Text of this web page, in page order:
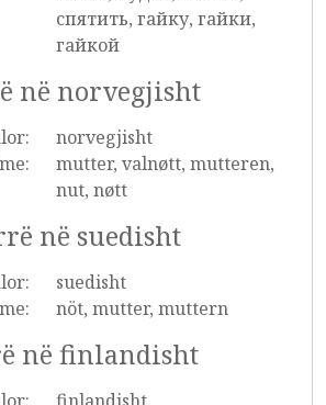
спятить, гайку, гайки,
гайкой
në norvegjisht
norvegjisht
mutter, valnøtt, mutteren,
nut, nøtt
në suedisht
suedisht
nöt, mutter, muttern
në finlandisht